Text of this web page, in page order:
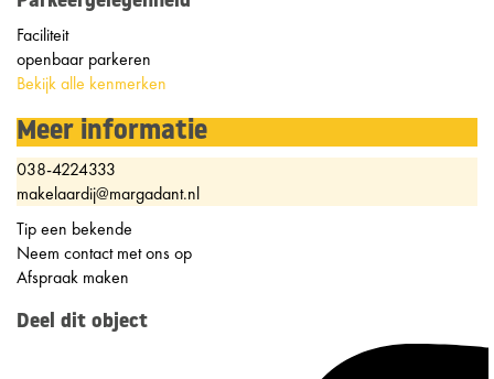
Faciliteit
openbaar parkeren
Bekijk alle kenmerken
Meer informatie
038-4224333
makelaardij@margadant.nl
Tip een bekende
Neem contact met ons op
Afspraak maken
Deel dit object